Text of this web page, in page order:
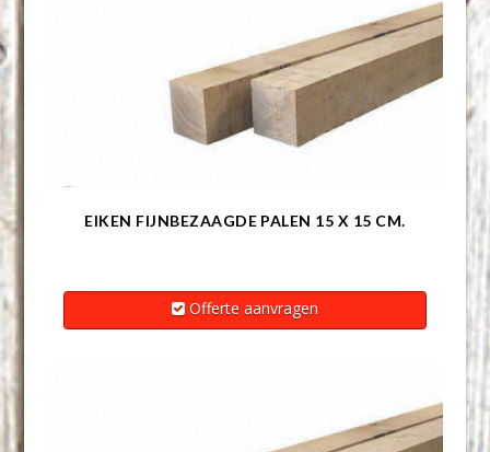
EIKEN FIJNBEZAAGDE PALEN 15 X 15 CM.
Offerte aanvragen